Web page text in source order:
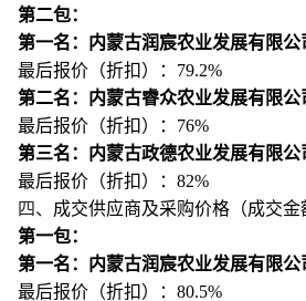
第二包：
第一名：内蒙古润宸农业发展有限公
最后报价（折扣）：79.2%
第二名：内蒙古睿众农业发展有限公
最后报价（折扣）：76%
第三名：内蒙古政德农业发展有限公
最后报价（折扣）：82%
四、 成交供应商及采购价格（成交金
第一包：
第一名：内蒙古润宸农业发展有限公
最后报价（折扣）：80.5%